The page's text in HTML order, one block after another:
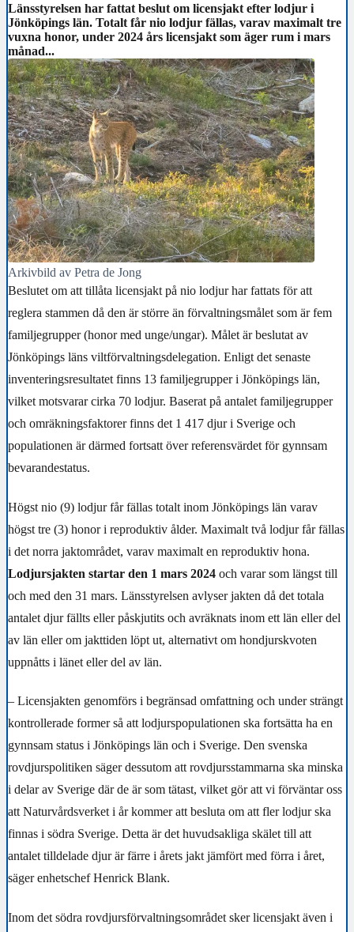
Länsstyrelsen har fattat beslut om licensjakt efter lodjur i
Jönköpings län. Totalt får nio lodjur fällas, varav maximalt tre
vuxna honor, under 2024 års licensjakt som äger rum i mars
månad...
Arkivbild av Petra de Jong
Beslutet om att tillåta licensjakt på nio lodjur har fattats för att
reglera stammen då den är större än förvaltningsmålet som är fem
familjegrupper (honor med unge/ungar). Målet är beslutat av
Jönköpings läns viltförvaltningsdelegation. Enligt det senaste
inventeringsresultatet finns 13 familjegrupper i Jönköpings län,
vilket motsvarar cirka 70 lodjur. Baserat på antalet familjegrupper
och omräkningsfaktorer finns det 1 417 djur i Sverige och
populationen är därmed fortsatt över referensvärdet för gynnsam
bevarandestatus.
Högst nio (9) lodjur får fällas totalt inom Jönköpings län varav
högst tre (3) honor i reproduktiv ålder. Maximalt två lodjur får fällas
i det norra jaktområdet, varav maximalt en reproduktiv hona.
Lodjursjakten startar den 1 mars 2024 och varar som längst till
och med den 31 mars. Länsstyrelsen avlyser jakten då det totala
antalet djur fällts eller påskjutits och avräknats inom ett län eller del
av län eller om jakttiden löpt ut, alternativt om hondjurskvoten
uppnåtts i länet eller del av län.
– Licensjakten genomförs i begränsad omfattning och under strängt
kontrollerade former så att lodjurspopulationen ska fortsätta ha en
gynnsam status i Jönköpings län och i Sverige. Den svenska
rovdjurspolitiken säger dessutom att rovdjursstammarna ska minska
i delar av Sverige där de är som tätast, vilket gör att vi förväntar oss
att Naturvårdsverket i år kommer att besluta om att fler lodjur ska
finnas i södra Sverige. Detta är det huvudsakliga skälet till att
antalet tilldelade djur är färre i årets jakt jämfört med förra i året,
säger enhetschef Henrick Blank.
Inom det södra rovdjursförvaltningsområdet sker licensjakt även i